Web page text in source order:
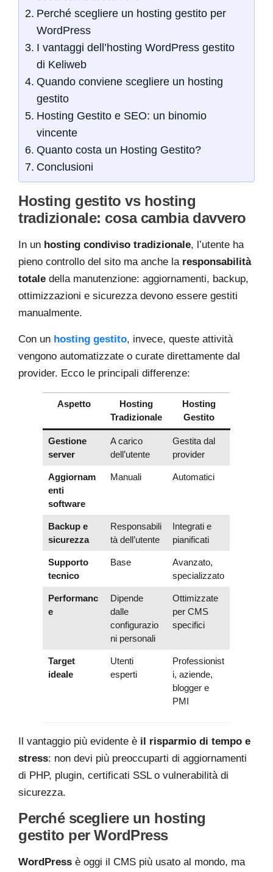
Perché scegliere un hosting gestito per
WordPress
I vantaggi dell’hosting WordPress gestito
di Keliweb
Quando conviene scegliere un hosting
gestito
Hosting Gestito e SEO: un binomio
vincente
Quanto costa un Hosting Gestito?
Conclusioni
Hosting gestito vs hosting
tradizionale: cosa cambia davvero
In un hosting condiviso tradizionale, l’utente ha
pieno controllo del sito ma anche la responsabilità
totale della manutenzione: aggiornamenti, backup,
ottimizzazioni e sicurezza devono essere gestiti
manualmente.
Con un hosting gestito, invece, queste attività
vengono automatizzate o curate direttamente dal
provider. Ecco le principali differenze:
Aspetto
Hosting
Tradizionale
Hosting
Gestito
Gestione
server
A carico
dell’utente
Gestita dal
provider
Aggiornam
enti
software
Manuali Automatici
Backup e
sicurezza
Responsabili
tà dell’utente
Integrati e
pianificati
Supporto
tecnico
Base
Avanzato,
specializzato
Performanc
e
Dipende
dalle
configurazio
ni personali
Ottimizzate
per CMS
specifici
Target
ideale
Utenti
esperti
Professionist
i, aziende,
blogger e
PMI
Il vantaggio più evidente è il risparmio di tempo e
stress: non devi più preoccuparti di aggiornamenti
di PHP, plugin, certificati SSL o vulnerabilità di
sicurezza.
Perché scegliere un hosting
gestito per WordPress
WordPress è oggi il CMS più usato al mondo, ma